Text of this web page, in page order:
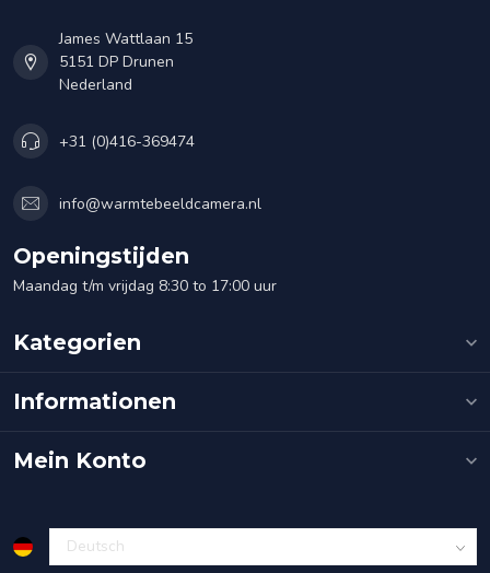
James Wattlaan 15
5151 DP Drunen
Nederland
+31 (0)416-369474
info@warmtebeeldcamera.nl
Openingstijden
Maandag t/m vrijdag 8:30 to 17:00 uur
Kategorien
Informationen
Mein Konto